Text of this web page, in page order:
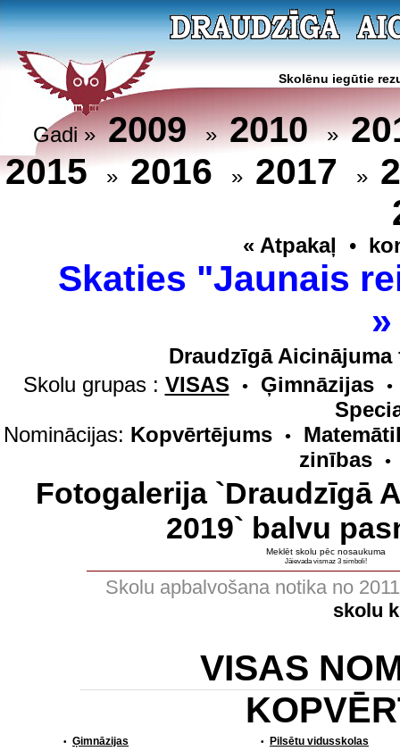
Skolēnu iegūtie
Gadi »2009 »2010 »
2015
» 2016 » 2017 »
« Atpakaļ •
Skaties "Jaunais
Draudzīgā
Skolu grupas : VISAS • Ģimnāzijas •
Nominācijas: Kopvērtējums •
zinības
•
Fotogalerija `Draudzīgā
2019` balvu
Meklēt skolu pēc nosaukuma
Jāievada vismaz 3 simboli!
Skolu apbalvošana notika no
skolu
VISAS
• Ģimnāzijas • Pilsētu vidusskolas